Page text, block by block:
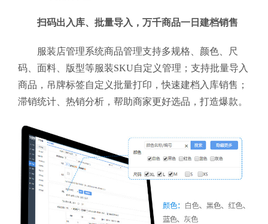
扫码出入库、批量导入，万千商品一日建档销售
服装店管理系统商品管理支持多规格、颜色、尺
码、面料、版型等服装SKU自定义管理；支持批量导入
商品，吊牌标签自定义批量打印，快速建档入库销售；
滞销统计、热销分析，帮助商家更好选品，打造爆款。